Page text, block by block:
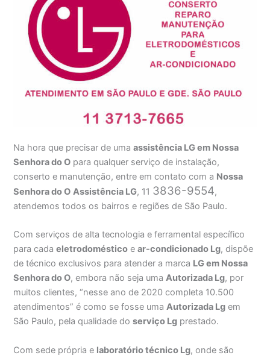
Na hora que precisar de umaassistência LG em Nossa
Senhora do O para qualquer serviço de instalação,
conserto e manutenção, entre em contato com a Nossa
Senhora do O Assistência LG, 11 3836-9554,
atendemos todos os bairros e regiões de São Paulo.
Com serviços de alta tecnologia e ferramental específico
para cadaeletrodoméstico ear-condicionado Lg, dispõe
de técnico exclusivos para atender a marca LG em Nossa
Senhora do O, embora não seja umaAutorizada Lg, por
muitos clientes, “nesse ano de 2020 completa 10.500
atendimentos” é como se fosse umaAutorizada Lg em
São Paulo, pela qualidade doserviço Lg prestado.
Com sede própria e laboratório técnico Lg, onde são